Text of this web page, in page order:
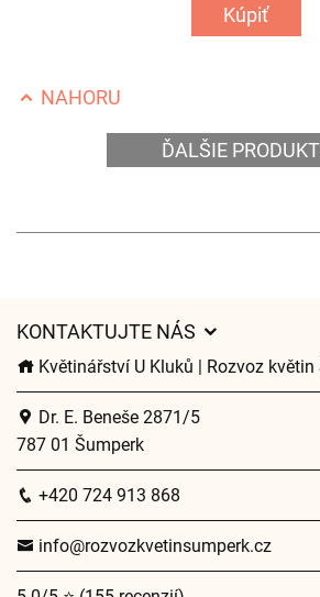
Kúpiť
NAHORU
ĎALŠIE
KONTAKTUJTE NÁS
Květinářství U Kluků | Rozvoz květin
Dr. E. Beneše 2871/5
787 01 Šumperk
+420 724 913 868
info@rozvozkvetinsumperk.cz